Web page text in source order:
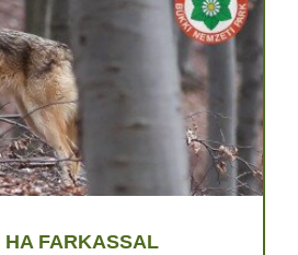
HA FARKASSAL